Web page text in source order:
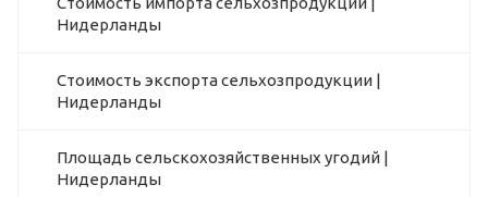
Нидерланды
Стоимость экспорта сельхозпродукции |
Нидерланды
Площадь сельскохозяйственных угодий |
Нидерланды